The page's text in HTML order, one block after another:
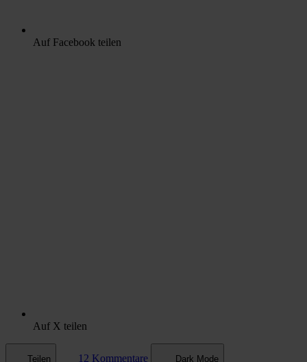
Auf Facebook teilen
Auf X teilen
Teilen 12 Kommentare Dark Mode